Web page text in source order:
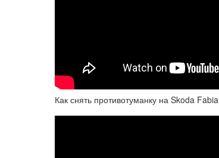
Как снять противотуманку на Skoda Fabia